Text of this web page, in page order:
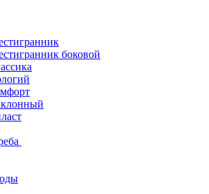
боковой